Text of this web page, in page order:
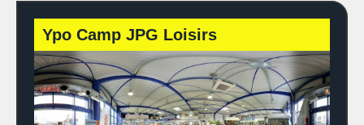
Ypo Camp JPG Loisirs